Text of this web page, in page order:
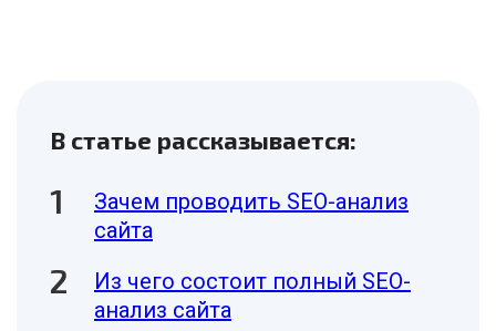
В статье рассказывается:
Зачем проводить SEO-анализ
сайта
Из чего состоит полный SEO-
анализ сайта